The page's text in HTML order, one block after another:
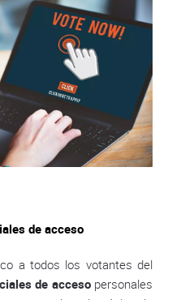
de acceso
a todos los votantes del
de accesopersonales